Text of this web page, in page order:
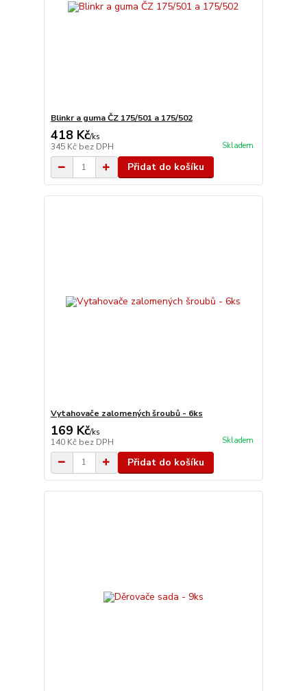
Blinkr a guma ČZ 175/501 a 175/502
418 Kč/ks
345 Kč bez DPH Skladem
Přidat do košíku
Vytahovače zalomených šroubů - 6ks
169 Kč/ks
140 Kč bez DPH Skladem
Přidat do košíku